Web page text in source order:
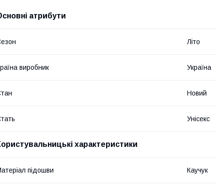
атрибути
Літо
виробник Україна
Новий
Унісекс
характеристики
підошви Каучук